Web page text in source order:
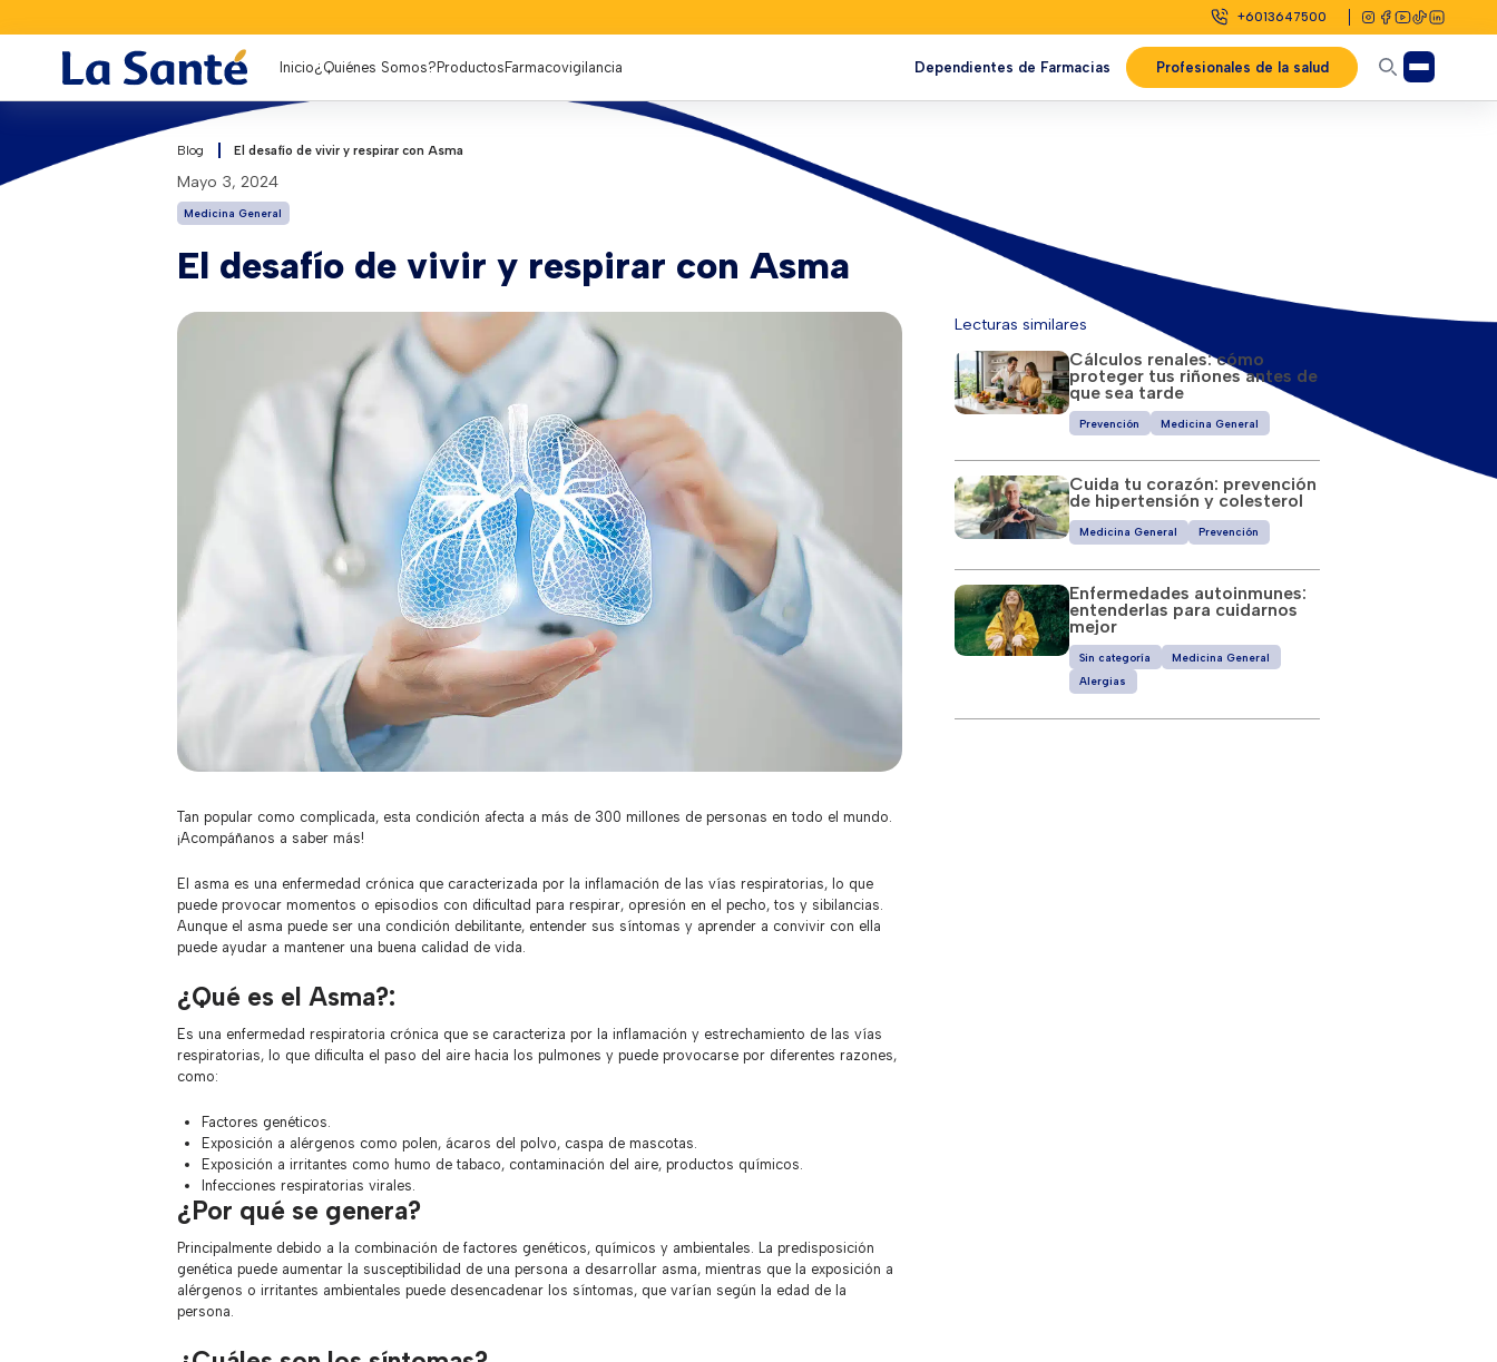
+6013647500
Inicio¿Quiénes Somos?ProductosFarmacovigilancia Dependientes de Farmacias Profesionales de la salud
Blog El desafío de vivir y respirar con Asma
mayo 3, 2024
Medicina General
El desafío de vivir y respirar con Asma
Tan popular como complicada, esta condición afecta a más de 300 millones de personas en todo el mundo.
¡Acompáñanos a saber más!
El asma es una enfermedad crónica que caracterizada por la inflamación de las vías respiratorias, lo que
puede provocar momentos o episodios con dificultad para respirar, opresión en el pecho, tos y sibilancias.
Aunque el asma puede ser una condición debilitante, entender sus síntomas y aprender a convivir con ella
puede ayudar a mantener una buena calidad de vida.
¿Qué es el Asma?:
Es una enfermedad respiratoria crónica que se caracteriza por la inflamación y estrechamiento de las vías
respiratorias, lo que dificulta el paso del aire hacia los pulmones y puede provocarse por diferentes razones,
como:
Factores genéticos.
Exposición a alérgenos como polen, ácaros del polvo, caspa de mascotas.
Exposición a irritantes como humo de tabaco, contaminación del aire, productos químicos.
Infecciones respiratorias virales.
¿Por qué se genera?
Principalmente debido a la combinación de factores genéticos, químicos y ambientales. La predisposición
genética puede aumentar la susceptibilidad de una persona a desarrollar asma, mientras que la exposición a
alérgenos o irritantes ambientales puede desencadenar los síntomas, que varían según la edad de la
persona.
Lecturas similares
Cálculos renales: cómo
proteger tus riñones antes de
que sea tarde
Prevención Medicina General
Cuida tu corazón: prevención
de hipertensión y colesterol
Medicina General Prevención
Enfermedades autoinmunes:
entenderlas para cuidarnos
mejor
Sin categoría
Medicina General
Alergias